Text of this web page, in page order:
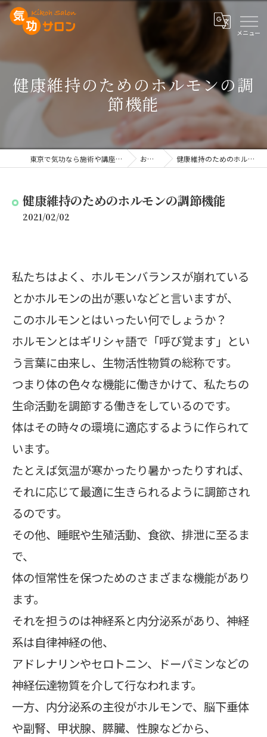
健康維持のためのホルモンの調
節機能
東京で気功なら施術や講座を行う気功サロン お知らせ 健康維持のためのホルモンの調節機能
健康維持のためのホルモンの調節機能
2021/02/02
私たちはよく、ホルモンバランスが崩れている
とかホルモンの出が悪いなどと言いますが、
このホルモンとはいったい何でしょうか？
ホルモンとはギリシャ語で「呼び覚ます」とい
う言葉に由来し、生物活性物質の総称です。
つまり体の色々な機能に働きかけて、私たちの
生命活動を調節する働きをしているのです。
体はその時々の環境に適応するように作られて
います。
たとえば気温が寒かったり暑かったりすれば、
それに応じて最適に生きられるように調節され
るのです。
その他、睡眠や生殖活動、食欲、排泄に至るま
で、
体の恒常性を保つためのさまざまな機能があり
ます。
それを担うのは神経系と内分泌系があり、神経
系は自律神経の他、
アドレナリンやセロトニン、ドーパミンなどの
神経伝達物質を介して行なわれます。
一方、内分泌系の主役がホルモンで、脳下垂体
や副腎、甲状腺、膵臓、性腺などから、